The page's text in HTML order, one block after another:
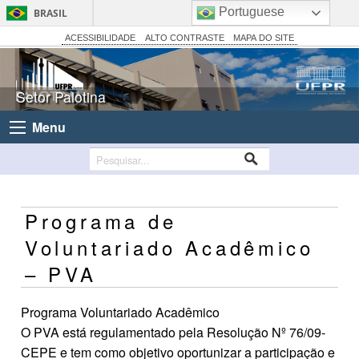
BRASIL
Simplifique!
Comunica BR
Participe
Acesso à informação
Canais
ACESSIBILIDADE ALTO CONTRASTE MAPA DO SITE
Setor Palotina
Menu
Programa de
Voluntariado Acadêmico
– PVA
Programa Voluntariado Acadêmico
O PVA está regulamentado pela Resolução Nº 76/09-
CEPE e tem como objetivo oportunizar a participação e
Portuguese